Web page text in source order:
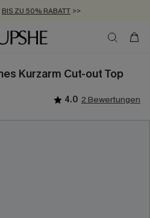
BIS ZU 50% RABATT >>
ZU -20% EXTRA ERHALTEN
VERSAND AB 89 €
Kurzarm Cut-out Top
4.0 2 Bewertungen